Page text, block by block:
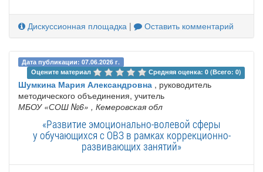
Дискуссионная площадка | Оставить комментарий
Дата публикации: 07.06.2026 г.
Оцените материал
Средняя оценка: 0 (Всего: 0)
Шумкина Мария Александровна , руководитель
методического объединения, учитель
МБОУ «СОШ №6» , Кемеровская обл
«Развитие эмоционально-волевой сферы
у обучающихся с ОВЗ в рамках коррекционно-
развивающих занятий»